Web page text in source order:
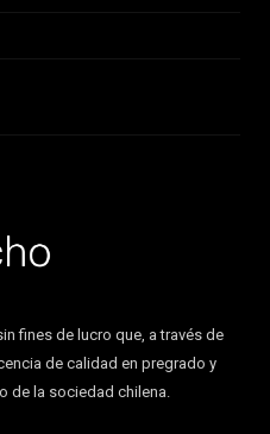
fines de lucro que, a través de
de calidad en pregrado y
de la sociedad chilena.